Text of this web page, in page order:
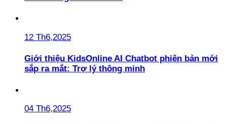
12 Th6,2025
Giới thiệu KidsOnline AI Chatbot phiên bản mới
sắp ra mắt: Trợ lý thông minh
04 Th6,2025